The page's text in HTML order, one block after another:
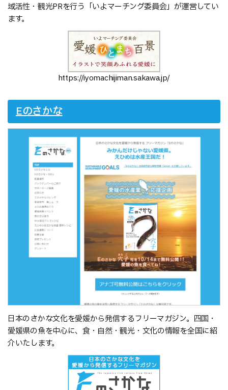
域活性・観光PRを行う「いよマーチング委員会」が運営してい
ます。
https://iyomachijiman.sakawa.jp/
Eのさかな
日本のさかな文化を愛媛から発信するフリーマガジン。四国・
愛媛県の魚を中心に、食・自然・観光・文化の情報を全国に紹
介いたします。